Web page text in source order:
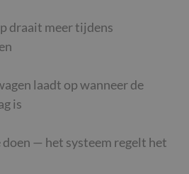
draait meer tijdens
laadt op wanneer de
is
doen — het systeem regelt het